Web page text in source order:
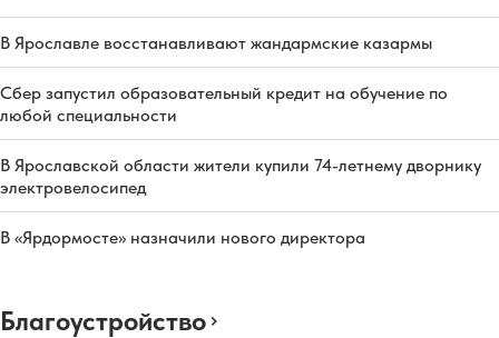
В Ярославле восстанавливают жандармские казармы
Сбер запустил образовательный кредит на обучение по
любой специальности
В Ярославской области жители купили 74-летнему дворнику
электровелосипед
В «Ярдормосте» назначили нового директора
Благоустройство